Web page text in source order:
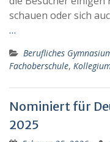
schauen oder sich
…
Berufliches
Fachoberschule,
Nominiert für
2025